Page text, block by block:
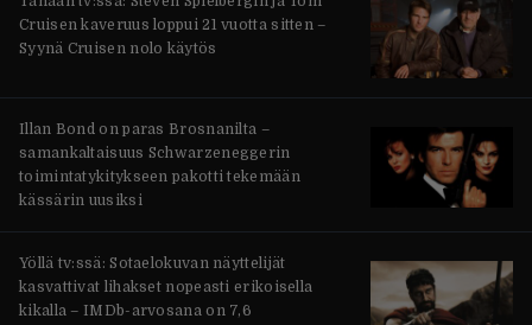
Cruisen kaveruus loppui 21 vuotta sitten –
Syynä Cruisen nolo käytös
Illan Bond on paras Brosnanilta –
samankaltaisuus Schwarzeneggerin
toimintatykitykseen pakotti tekemään
kässärin uusiksi
Yöllä tv:ssä: Sotaelokuvan näyttelijät
kasvattivat lihakset nopeasti erikoisella
kikalla – IMDb-arvosana on 7,6